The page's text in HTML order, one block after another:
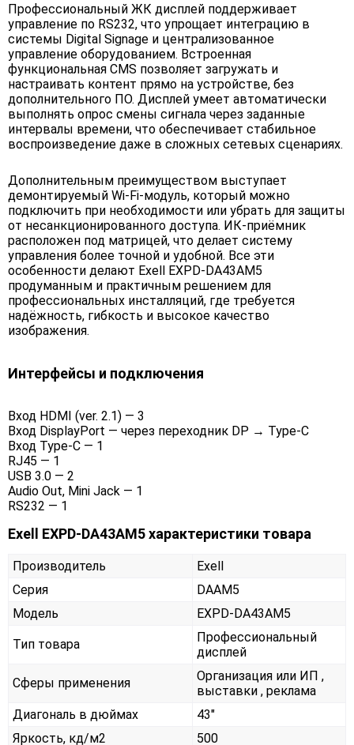
Профессиональный ЖК дисплей поддерживает
управление по RS232, что упрощает интеграцию в
системы Digital Signage и централизованное
управление оборудованием. Встроенная
функциональная CMS позволяет загружать и
настраивать контент прямо на устройстве, без
дополнительного ПО. Дисплей умеет автоматически
выполнять опрос смены сигнала через заданные
интервалы времени, что обеспечивает стабильное
воспроизведение даже в сложных сетевых сценариях.
Дополнительным преимуществом выступает
демонтируемый Wi-Fi-модуль, который можно
подключить при необходимости или убрать для защиты
от несанкционированного доступа. ИК-приёмник
расположен под матрицей, что делает систему
управления более точной и удобной. Все эти
особенности делают Exell EXPD-DA43AM5
продуманным и практичным решением для
профессиональных инсталляций, где требуется
надёжность, гибкость и высокое качество
изображения.
Интерфейсы и подключения
Вход HDMI (ver. 2.1) — 3
Вход DisplayPort — через переходник DP → Type-C
Вход Type-C — 1
RJ45 — 1
USB 3.0 — 2
Audio Out, Mini Jack — 1
RS232 — 1
Exell EXPD-DA43AM5 характеристики товара
Производитель
Exell
Серия
DAAM5
Модель
EXPD-DA43AM5
Тип товара
Профессиональный
дисплей
Сферы применения
Организация или ИП ,
выставки , реклама
Диагональ в дюймах
43"
Яркость, кд/м2
500